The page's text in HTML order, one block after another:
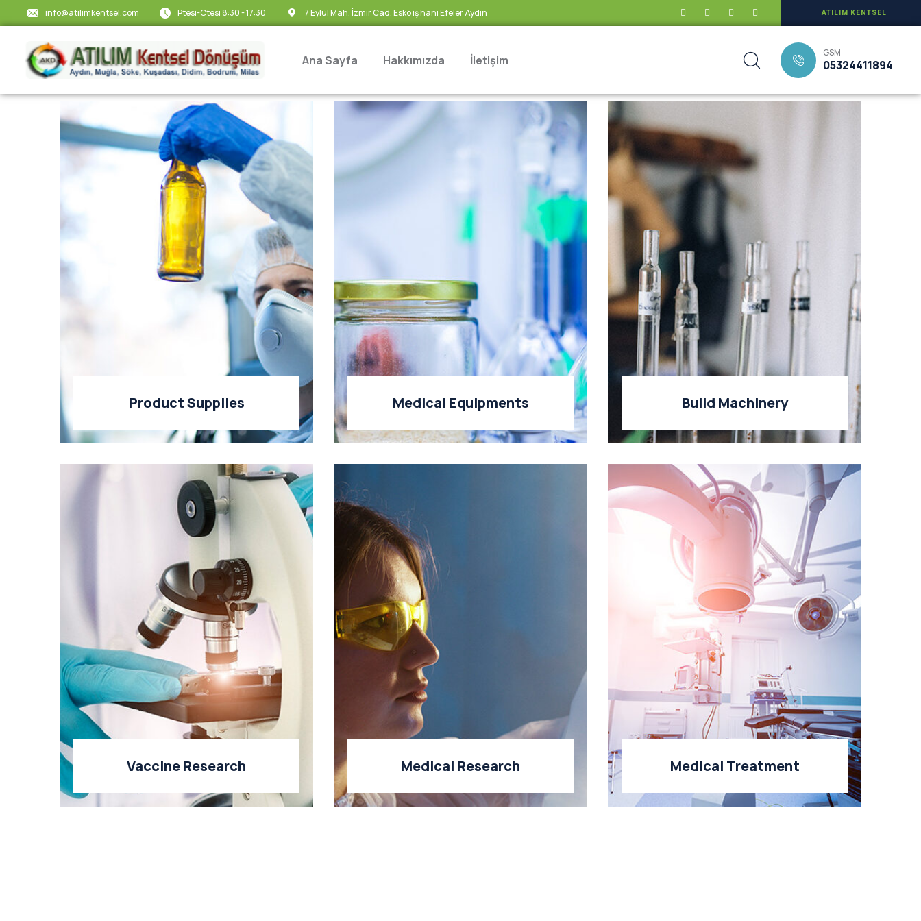
info@atilimkentsel.com Ptesi-Ctesi 8:30 - 17:30 7 Eylül Mah. İzmir Cad. Esko iş hanı Efeler Aydın ATILIM KENTSEL
Ana Sayfa Hakkımızda İletişim
GSM
05324411894
Product Supplies Medical Equipments Build Machinery
Vaccine Research Medical Research Medical Treatment